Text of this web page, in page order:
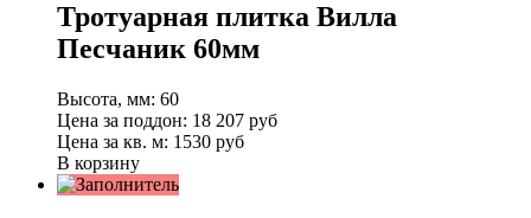
Тротуарная плитка Вилла
Песчаник 60мм
Высота, мм: 60
Цена за поддон: 18 207 руб
Цена за кв. м: 1530 руб
В корзину